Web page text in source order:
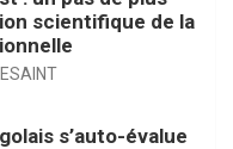
scientifique de la
s’auto-évalue